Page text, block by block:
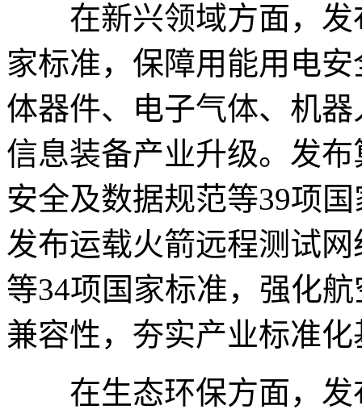
在新兴领域方面，发
家标准，保障用能用电
体器件、电子气体、机
信息装备产业升级。发
安全及数据规范等39项
发布运载火箭远程测试
等34项国家标准，强化
兼容性，夯实产业标准化
在生态环保方面，发